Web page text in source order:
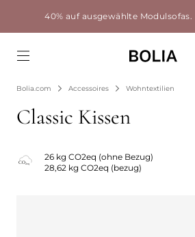
40% auf ausgewählte Modulsofas.
Bolia.com Accessoires Wohntextilien
Classic Kissen
26 kg CO2eq (ohne Bezug)
28,62 kg CO2eq (bezug)